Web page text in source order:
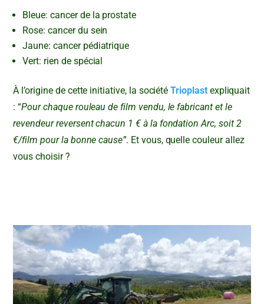
Bleue: cancer de la prostate
Rose: cancer du sein
Jaune: cancer pédiatrique
Vert: rien de spécial
À l’origine de cette initiative, la sociétéTrioplast expliquait
: “Pour chaque rouleau de film vendu, le fabricant et le
revendeur reversent chacun 1 € à la fondation Arc, soit 2
€/film pour la bonne cause”. Et vous, quelle couleur allez
vous choisir ?